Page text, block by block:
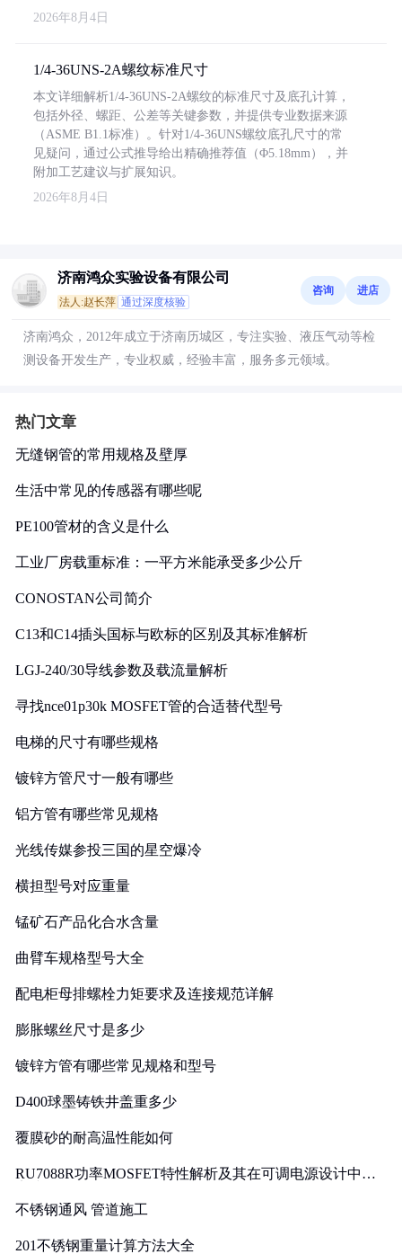
2026年8月4日
1/4-36UNS-2A螺纹标准尺寸
本文详细解析1/4-36UNS-2A螺纹的标准尺寸及底孔计算，
包括外径、螺距、公差等关键参数，并提供专业数据来源
（ASME B1.1标准）。针对1/4-36UNS螺纹底孔尺寸的常
见疑问，通过公式推导给出精确推荐值（Φ5.18mm），并
附加工艺建议与扩展知识。
2026年8月4日
济南鸿众实验设备有限公司
法人:赵长萍 通过深度核验
咨询 进店
济南鸿众，2012年成立于济南历城区，专注实验、液压气动等检
测设备开发生产，专业权威，经验丰富，服务多元领域。
热门文章
无缝钢管的常用规格及壁厚
生活中常见的传感器有哪些呢
PE100管材的含义是什么
工业厂房载重标准：一平方米能承受多少公斤
CONOSTAN公司简介
C13和C14插头国标与欧标的区别及其标准解析
LGJ-240/30导线参数及载流量解析
寻找nce01p30k MOSFET管的合适替代型号
电梯的尺寸有哪些规格
镀锌方管尺寸一般有哪些
铝方管有哪些常见规格
光线传媒参投三国的星空爆冷
横担型号对应重量
锰矿石产品化合水含量
曲臂车规格型号大全
配电柜母排螺栓力矩要求及连接规范详解
膨胀螺丝尺寸是多少
镀锌方管有哪些常见规格和型号
D400球墨铸铁井盖重多少
覆膜砂的耐高温性能如何
RU7088R功率MOSFET特性解析及其在可调电源设计中的
不锈钢通风 管道施工
201不锈钢重量计算方法大全